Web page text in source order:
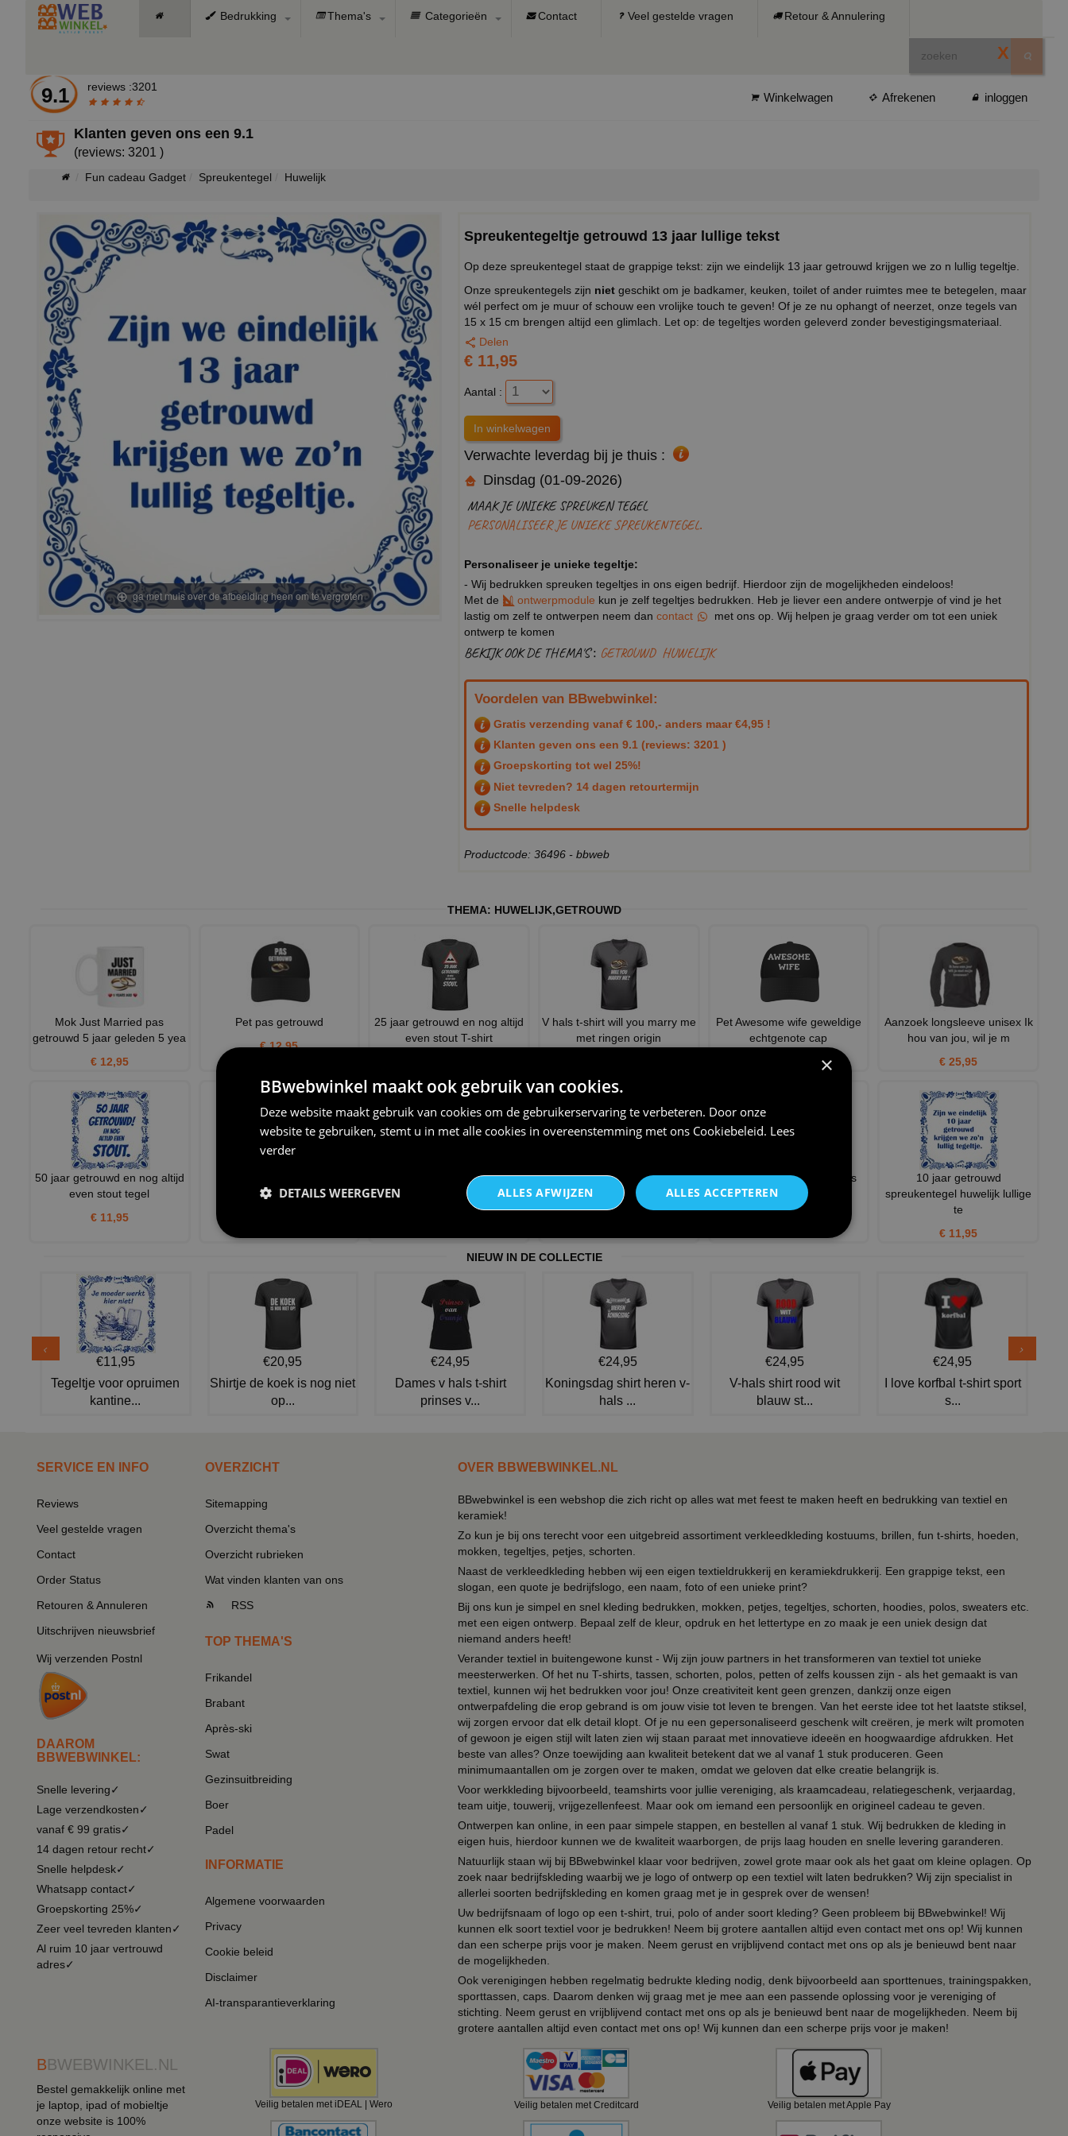
Bedrukking Thema's Categorieën Contact Veel gestelde vragen Retour & Annulering
X
9.1 reviews :3201
Winkelwagen Afrekenen inloggen
Klanten geven ons een9.1
(reviews: 3201 )
Fun cadeau Gadget Spreukentegel Huwelijk
ga met muis over de afbeelding heen om te vergroten
Spreukentegeltje getrouwd 13 jaar lullige tekst
Op deze spreukentegel staat de grappige tekst: zijn we eindelijk 13 jaar getrouwd krijgen we zo n lullig tegeltje.
Onze spreukentegels zijn niet geschikt om je badkamer, keuken, toilet of ander ruimtes mee te betegelen, maar
wél perfect om je muur of schouw een vrolijke touch te geven! Of je ze nu ophangt of neerzet, onze tegels van
15 x 15 cm brengen altijd een glimlach. Let op: de tegeltjes worden geleverd zonder bevestigingsmateriaal.
Delen
€ 11,95
Aantal :
Verwachte leverdag bij je thuis :
Dinsdag (01-09-2026)
MAAK JE UNIEKE SPREUKEN TEGEL
PERSONALISEER JE UNIEKE SPREUKENTEGEL.
Personaliseer je unieke tegeltje:
- Wij bedrukken spreuken tegeltjes in ons eigen bedrijf. Hierdoor zijn de mogelijkheden eindeloos!
Met de
ontwerpmodule kun je zelf tegeltjes bedrukken. Heb je liever een andere ontwerpje of vind je het
lastig om zelf te ontwerpen neem dan contact
met ons op. Wij helpen je graag verder om tot een uniek
ontwerp te komen
BEKIJK OOK DE THEMA'S : GETROUWD HUWELIJK
Voordelen van BBwebwinkel:
Gratis verzending vanaf € 100,- anders maar €4,95 !
Klanten geven ons een 9.1 (reviews: 3201 )
Groepskorting tot wel 25%!
Niet tevreden? 14 dagen retourtermijn
Snelle helpdesk
Productcode: 36496 - bbweb
THEMA: HUWELIJK,GETROUWD
Mok Just Married pas
getrouwd 5 jaar geleden 5 yea
€ 12,95
Pet pas getrouwd
€ 12,95
25 jaar getrouwd en nog altijd
even stout T-shirt
V hals t-shirt will you marry me
met ringen origin
Pet Awesome wife geweldige
echtgenote cap
Aanzoek longsleeve unisex Ik
hou van jou, wil je m
€ 25,95
50 jaar getrouwd en nog altijd
even stout tegel
€ 11,95
spreukentegel huwelijk
Tegel tekst 12 jaar getrouwd
grappig huwelijk lull
Huwelijk spreukentegel 22 jaar
getrouwd grappige t
Tegel just married 25 years
ago pas getrouwd 25 ja
10 jaar getrouwd
spreukentegel huwelijk lullige
te
€ 11,95
NIEUW IN DE COLLECTIE
€11,95
Tegeltje voor opruimen
kantine...
€20,95
Shirtje de koek is nog niet
op...
€24,95
Dames v hals t-shirt
prinses v...
€24,95
Koningsdag shirt heren v-
hals ...
€24,95
V-hals shirt rood wit
blauw st...
€24,95
I love korfbal t-shirt sport
s...
SERVICE EN INFO
Reviews
Veel gestelde vragen
Contact
Order Status
Retouren & Annuleren
Uitschrijven nieuwsbrief
Wij verzenden Postnl
DAAROM
BBWEBWINKEL:
Snelle levering✓
Lage verzendkosten✓
vanaf € 99 gratis✓
14 dagen retour recht✓
Snelle helpdesk✓
Whatsapp contact✓
Groepskorting 25%✓
Zeer veel tevreden klanten✓
Al ruim 10 jaar vertrouwd
adres✓
OVERZICHT
Sitemapping
Overzicht thema's
Overzicht rubrieken
Wat vinden klanten van ons
RSS
TOP THEMA'S
Frikandel
Brabant
Après-ski
Swat
Gezinsuitbreiding
Boer
Padel
INFORMATIE
Algemene voorwaarden
Privacy
Cookie beleid
Disclaimer
AI-transparantieverklaring
OVER BBWEBWINKEL.NL
BBwebwinkel is een webshop die zich richt op alles wat met feest te maken heeft en bedrukking van textiel en
keramiek!
Zo kun je bij ons terecht voor een uitgebreid assortiment verkleedkleding kostuums, brillen, fun t-shirts, hoeden,
mokken, tegeltjes, petjes, schorten.
Naast de verkleedkleding hebben wij een eigen textieldrukkerij en keramiekdrukkerij. Een grappige tekst, een
slogan, een quote je bedrijfslogo, een naam, foto of een unieke print?
Bij ons kun je simpel en snel kleding bedrukken, mokken, petjes, tegeltjes, schorten, hoodies, polos, sweaters etc.
met een eigen ontwerp. Bepaal zelf de kleur, opdruk en het lettertype en zo maak je een uniek design dat
niemand anders heeft!
Verander textiel in buitengewone kunst - Wij zijn jouw partners in het transformeren van textiel tot unieke
meesterwerken. Of het nu T-shirts, tassen, schorten, polos, petten of zelfs koussen zijn - als het gemaakt is van
textiel, kunnen wij het bedrukken voor jou! Onze creativiteit kent geen grenzen, dankzij onze eigen
ontwerpafdeling die erop gebrand is om jouw visie tot leven te brengen. Van het eerste idee tot het laatste stiksel,
wij zorgen ervoor dat elk detail klopt. Of je nu een gepersonaliseerd geschenk wilt creëren, je merk wilt promoten
of gewoon je eigen stijl wilt laten zien wij staan paraat met innovatieve ideeën en hoogwaardige afdrukken. Het
beste van alles? Onze toewijding aan kwaliteit betekent dat we al vanaf 1 stuk produceren. Geen
minimumaantallen om je zorgen over te maken, omdat we geloven dat elke creatie belangrijk is.
Voor werkkleding bijvoorbeeld, teamshirts voor jullie vereniging, als kraamcadeau, relatiegeschenk, verjaardag,
team uitje, touwerij, vrijgezellenfeest. Maar ook om iemand een persoonlijk en origineel cadeau te geven.
Ontwerpen kan online, in een paar simpele stappen, en bestellen al vanaf 1 stuk. Wij bedrukken de kleding in
eigen huis, hierdoor kunnen we de kwaliteit waarborgen, de prijs laag houden en snelle levering garanderen.
Natuurlijk staan wij bij BBwebwinkel klaar voor bedrijven, zowel grote maar ook als het gaat om kleine oplagen. Op
zoek naar bedrijfskleding waarbij we je logo of ontwerp op een textiel wilt laten bedrukken? Wij zijn specialist in
allerlei soorten bedrijfskleding en komen graag met je in gesprek over de wensen!
Uw bedrijfsnaam of logo op een t-shirt, trui, polo of ander soort kleding? Geen probleem bij BBwebwinkel! Wij
kunnen elk soort textiel voor je bedrukken! Neem bij grotere aantallen altijd even contact met ons op! Wij kunnen
dan een scherpe prijs voor je maken. Neem gerust en vrijblijvend contact met ons op als je benieuwd bent naar
de mogelijkheden.
Ook verenigingen hebben regelmatig bedrukte kleding nodig, denk bijvoorbeeld aan sporttenues, trainingspakken,
sporttassen, caps. Daarom denken wij graag met je mee aan een passende oplossing voor je vereniging of
stichting. Neem gerust en vrijblijvend contact met ons op als je benieuwd bent naar de mogelijkheden. Neem bij
grotere aantallen altijd even contact met ons op! Wij kunnen dan een scherpe prijs voor je maken!
BBWEBWINKEL.NL
Bestel gemakkelijk online met
je laptop, ipad of mobieltje
onze website is 100%
Veilig betalen met iDEAL | Wero Veilig betalen met Creditcard Veilig betalen met Apple Pay
×
BBwebwinkel maakt ook gebruik van cookies.
Deze website maakt gebruik van cookies om de gebruikerservaring te verbeteren. Door onze
website te gebruiken, stemt u in met alle cookies in overeenstemming met ons Cookiebeleid. Lees
verder
ALLES ACCEPTEREN
ALLES AFWIJZEN
DETAILS WEERGEVEN